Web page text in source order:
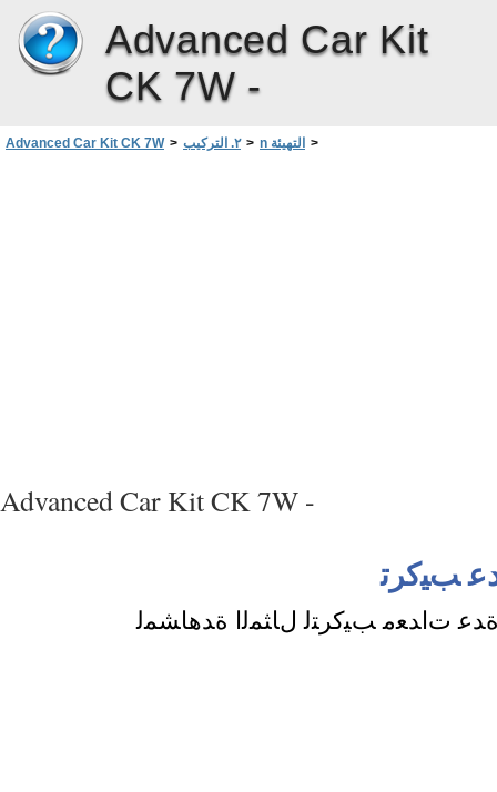
Advanced Car Kit
CK 7W -
Advanced Car Kit CK 7W > ٢. التركيب > n التهيئة >
Advanced Car Kit CK 7W -
ﺕﺍﺪﻌﻣ ﺐﻴﻛﺮﺘﻟ ﻝﺎﺜﻤﻟﺍ ﺓﺪﻫﺎﺸﻤﻟ